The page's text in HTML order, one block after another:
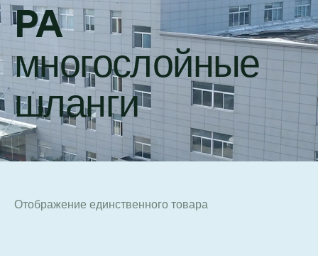
PA
многослойные
шланги
Отображение единственного товара